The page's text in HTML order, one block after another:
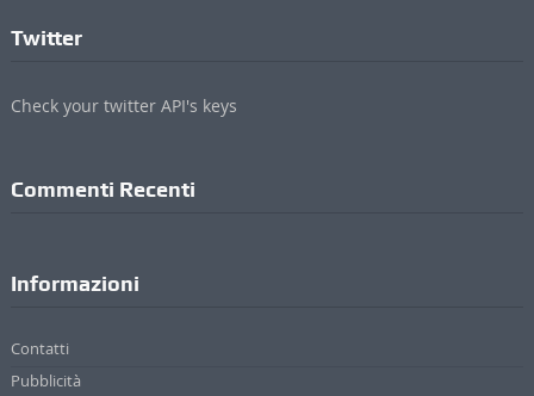
Twitter
Check your twitter API's keys
Commenti Recenti
Informazioni
Contatti
Pubblicità